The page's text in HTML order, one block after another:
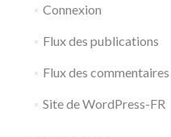
Connexion
Flux des publications
Flux des commentaires
Site de WordPress-FR